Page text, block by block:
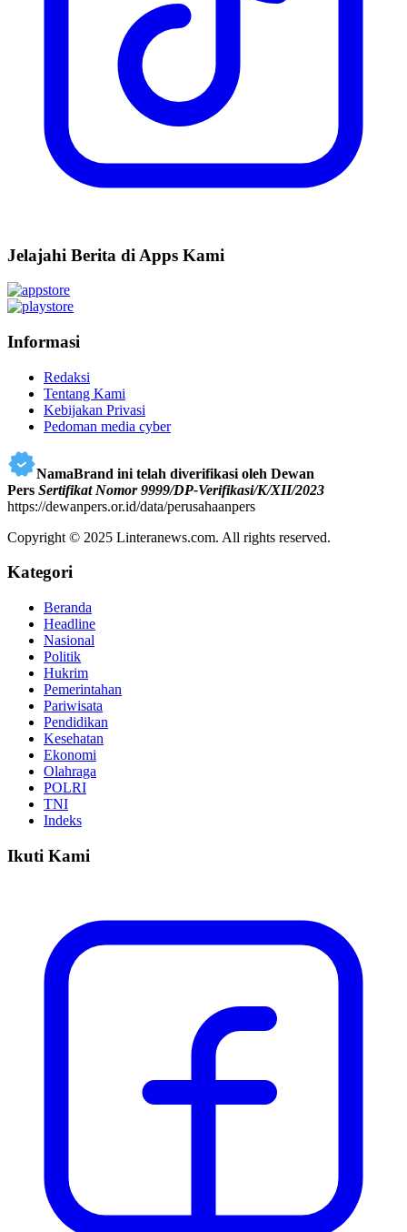
Jelajahi Berita di Apps Kami
Informasi
Redaksi
Tentang Kami
Kebijakan Privasi
Pedoman media cyber
NamaBrand ini telah diverifikasi oleh Dewan
Pers Sertifikat Nomor 9999/DP-Verifikasi/K/XII/2023
https://dewanpers.or.id/data/perusahaanpers
Copyright © 2025 Linteranews.com. All rights reserved.
Kategori
Beranda
Headline
Nasional
Politik
Hukrim
Pemerintahan
Pariwisata
Pendidikan
Kesehatan
Ekonomi
Olahraga
POLRI
TNI
Indeks
Ikuti Kami